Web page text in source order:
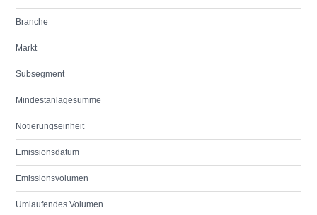
Branche
Markt
Subsegment
Mindestanlagesumme
Notierungseinheit
Emissionsdatum
Emissionsvolumen
Umlaufendes Volumen